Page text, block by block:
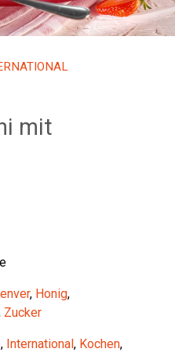
mit
, Honig,
Zucker
, International , Kochen,